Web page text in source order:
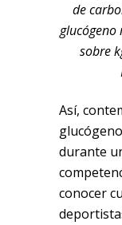
de
glucógeno
sobre
Así,
durante
conocer